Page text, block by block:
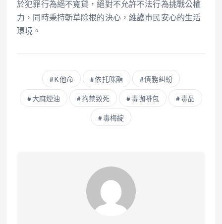
於犯罪行為絕不寬貸，絕對不允許不法行為挑戰公權
力，同時秉持斬草除根的決心，維護市民安心的生活
環境。
K他命 依托咪酯 債務糾紛
大麻煙油 拘禁致死 毒咖啡包 毒品
毒梅綻